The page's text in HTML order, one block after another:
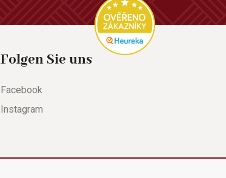
Folgen Sie uns
Facebook
Instagram